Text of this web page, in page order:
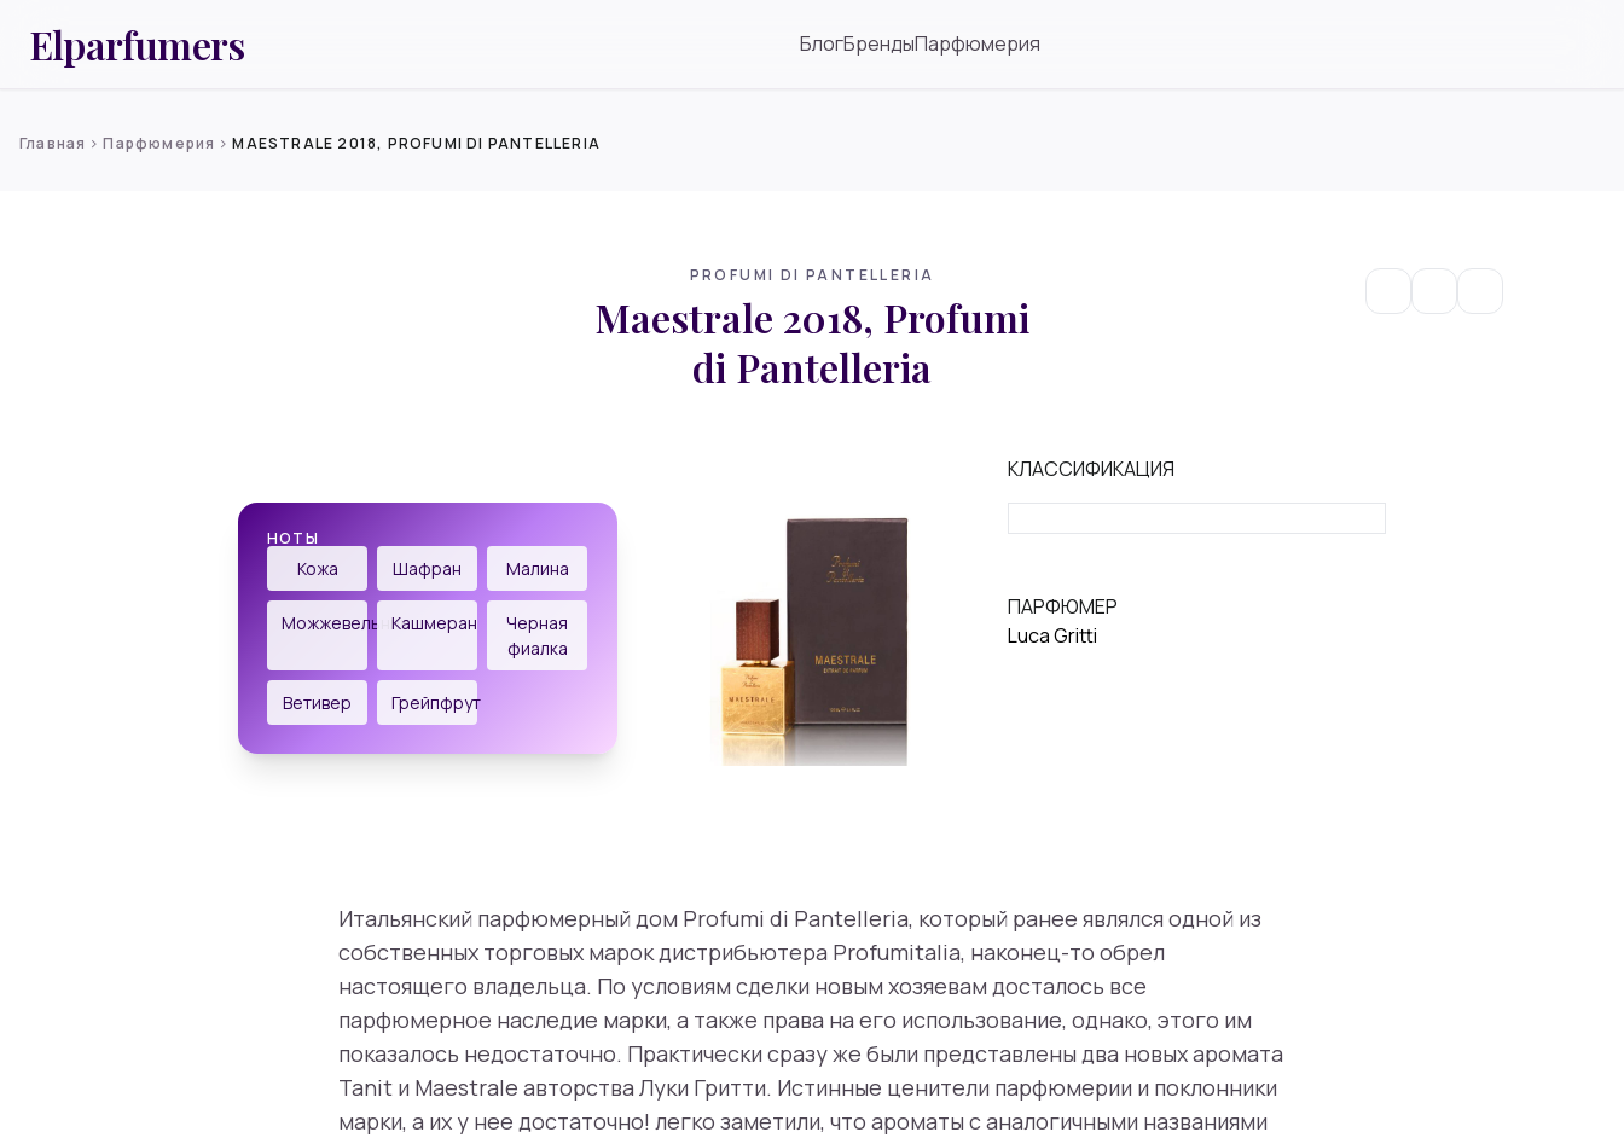
Elparfumers БлогБрендыПарфюмерия
Главная chevron_rightПарфюмерия chevron_rightMAESTRALE 2018, PROFUMI DI PANTELLERIA
PROFUMI DI PANTELLERIA
Maestrale 2018, Profumi
di Pantelleria
НОТЫ
Кожа Шафран Малина
МожжевельникКашмеран
Черная
фиалка
Ветивер Грейпфрут
КЛАССИФИКАЦИЯ
ПАРФЮМЕР
Luca Gritti
Итальянский парфюмерный дом Profumi di Pantelleria, который ранее являлся одной из
собственных торговых марок дистрибьютера Profumitalia, наконец-то обрел
настоящего владельца. По условиям сделки новым хозяевам досталось все
парфюмерное наследие марки, а также права на его использование, однако, этого им
показалось недостаточно. Практически сразу же были представлены два новых аромата
Tanit и Maestrale авторства Луки Гритти. Истинные ценители парфюмерии и поклонники
марки, а их у нее достаточно! легко заметили, что ароматы с аналогичными названиями